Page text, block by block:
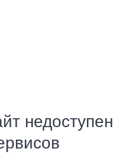
недоступен